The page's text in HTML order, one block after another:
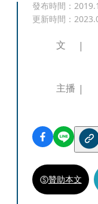
發布時間：
更新時間：
文
主播
贊助本文